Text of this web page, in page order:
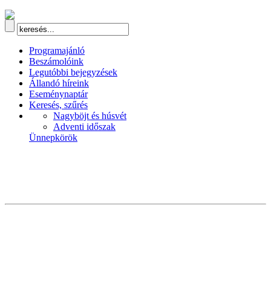
Programajánló
Beszámolóink
Legutóbbi bejegyzések
Állandó híreink
Eseménynaptár
Keresés, szűrés
Nagyböjt és húsvét
Adventi időszak
Ünnepkörök